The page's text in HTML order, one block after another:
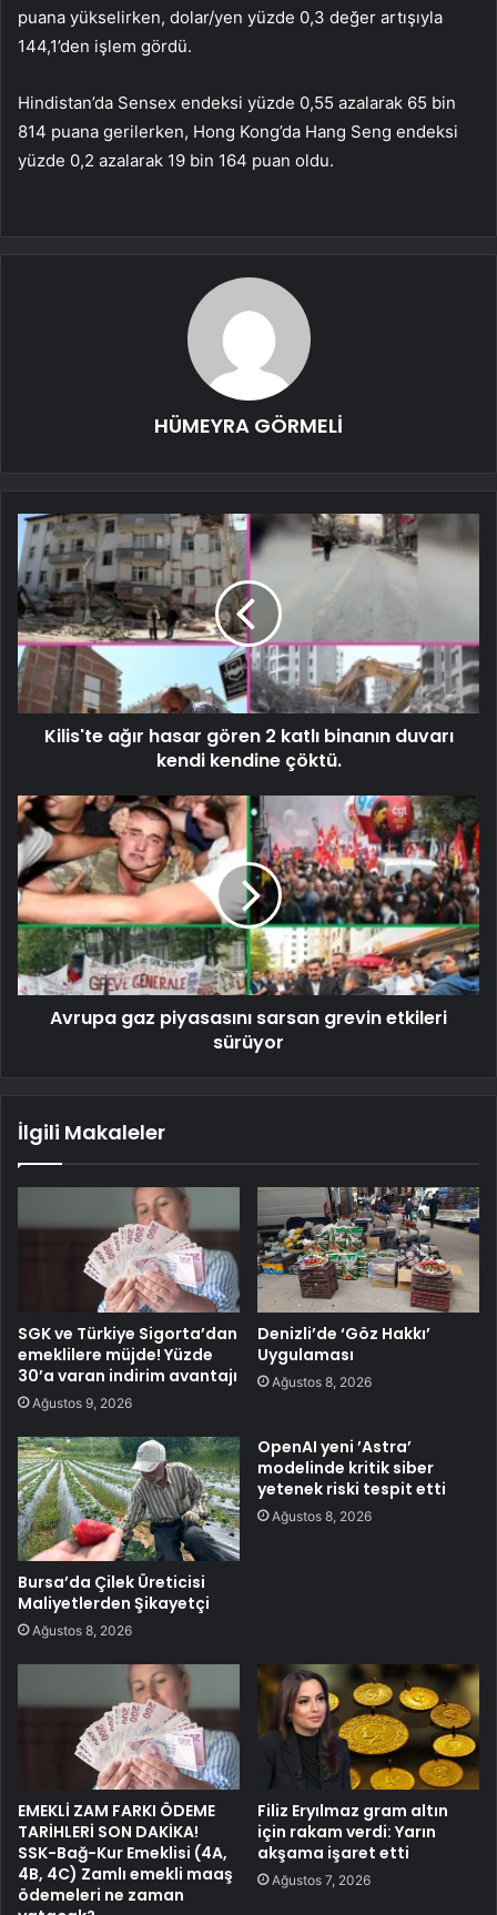
puana yükselirken, dolar/yen yüzde 0,3 değer artışıyla
144,1’den işlem gördü.
Hindistan’da Sensex endeksi yüzde 0,55 azalarak 65 bin
814 puana gerilerken, Hong Kong’da Hang Seng endeksi
yüzde 0,2 azalarak 19 bin 164 puan oldu.
HÜMEYRA GÖRMELİ
Kilis'te ağır hasar gören 2 katlı binanın duvarı
kendi kendine çöktü.
Avrupa gaz piyasasını sarsan grevin etkileri
sürüyor
İlgili Makaleler
SGK ve Türkiye Sigorta’dan
emeklilere müjde! Yüzde
30’a varan indirim avantajı
Ağustos 9, 2026
Denizli’de ‘Göz Hakkı’
Uygulaması
Ağustos 8, 2026
Bursa’da Çilek Üreticisi
Maliyetlerden Şikayetçi
Ağustos 8, 2026
OpenAI yeni ’Astra’
modelinde kritik siber
yetenek riski tespit etti
Ağustos 8, 2026
EMEKLİ ZAM FARKI ÖDEME
TARİHLERİ SON DAKİKA!
SSK-Bağ-Kur Emeklisi (4A,
4B, 4C) Zamlı emekli maaş
ödemeleri ne zaman
Filiz Eryılmaz gram altın
için rakam verdi: Yarın
akşama işaret etti
Ağustos 7, 2026